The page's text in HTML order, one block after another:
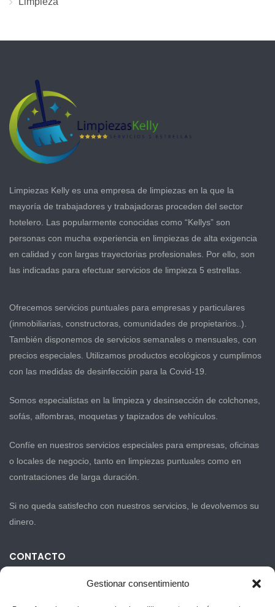
Gestionar consentimiento
Limpiezas Kelly es una empresa de limpiezas en la que la
mayoría de trabajadores y trabajadoras proceden del sector
hotelero. Las popularmente conocidas como “Kellys” son
personas con mucha experiencia en limpiezas de alta exigencia
en calidad y con largas trayectorias profesionales. Por ello, son
las indicadas para efectuar servicios de limpieza 5 estrellas.
Ofrecemos servicios puntuales para empresas y particulares
(inmobiliarias, constructoras, comunidades de propietarios..).
También disponemos de servicios semanales o mensuales, con
precios especiales. Utilizamos productos ecológicos y cumplimos
con las medidas de desinfeccióin para la Covid-19.
Somos especialistas en la limpieza y desinsección de colchones,
sofás, alfombras, moquetas y tapizados de vehículos.
Confíe en nuestros servicios especiales para empresas, oficinas
o locales de negocio, tanto en limpiezas puntuales como en
contrataciones de larga duración.
Si no queda satisfecho con nuestros servicios, le devolvemos su
dinero.
CONTACTO